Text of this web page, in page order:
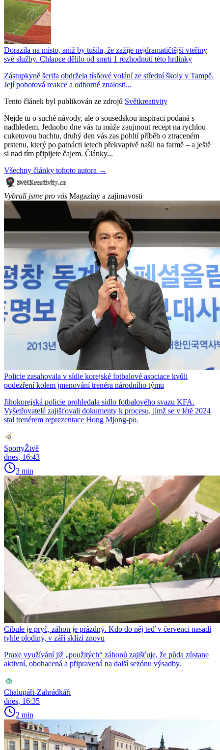
Dorazila na místo, aniž by tušila, že zažije nejdramatičtější vteřiny
své služby. Chlapce dělilo od smrti 1 rozhodnutí této hrdinky
Zástupkyně šerifa obdržela tísňové volání ze střední školy v Tampě.
Její pohotová reakce a odborné znalosti...
Tento článek byl publikován ze zdrojů Světkreativity
Nejde tu o suché návody, ale o sousedskou inspiraci podaná s
nadhledem. Jednoho dne vás tu může zaujmout recept na rychlou
cuketovou buchtu, druhý den vás zas pohltí příběh o ztraceném
prstenu, který po patnácti letech překvapivě našli na farmě – a ještě
si nad tím připijete čajem. Články...
Všechny články tohoto autora →
Vybrali jsme pro vás Magazíny a zajímavosti
Policie zasahovala v sídle korejské fotbalové asociace kvůli
podezření kolem jmenování trenéra národního týmu
Jihokorejská policie prohledala sídlo fotbalového svazu KFA.
Vyšetřovatelé zajišťovali dokumenty k procesu, jímž se v létě 2024
stal trenérem reprezentace Hong Mjong-po.
SportyŽivě
dnes, 16:43
3 min
Cibule je pryč, záhon je prázdný. Kdo do něj teď v červenci nasadí
tyhle plodiny, v září sklízí znovu
Praxe využívání již „použitých“ záhonů zajišťuje, že půda zůstane
aktivní, obohacená a připravená na další sezónu výsadby.
Chalupáři-Zahrádkáři
dnes, 16:35
2 min